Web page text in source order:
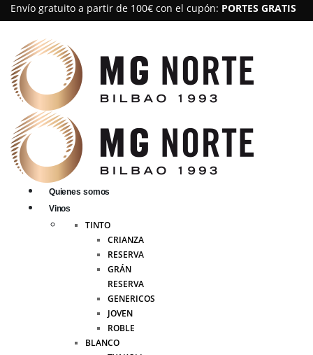
Envío gratuito a partir de 100€ con el cupón: PORTES GRATIS
Quienes somos
Vinos
TINTO
CRIANZA
RESERVA
GRÁN
RESERVA
GENERICOS
JOVEN
ROBLE
BLANCO